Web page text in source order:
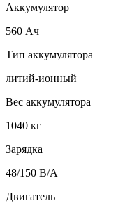
Аккумулятор
560 Ач
Тип аккумулятора
литий-ионный
Вес аккумулятора
1040 кг
Зарядка
48/150 В/А
Двигатель